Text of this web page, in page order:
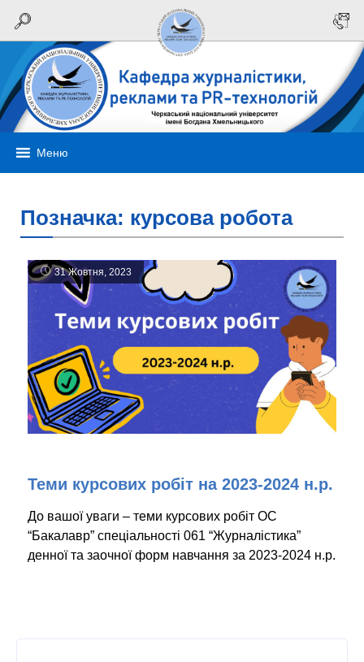
Меню
Позначка: курсова робота
31 Жовтня, 2023
Теми курсових робіт на 2023-2024 н.р.
До вашої уваги – теми курсових робіт ОС
“Бакалавр” спеціальності 061 “Журналістика”
денної та заочної форм навчання за 2023-2024 н.р.